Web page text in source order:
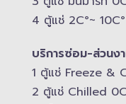
4 ตู้แช่ 2C°~
บริการซ่อม-​ส่วนง
1 ตู้แช่ Freeze &​
2 ตู้แช่ Chilled​